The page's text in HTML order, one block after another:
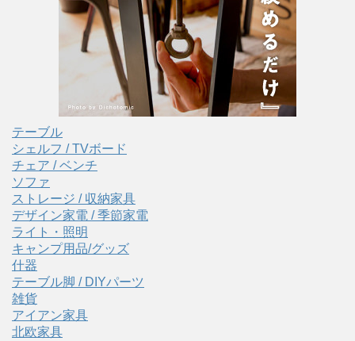
テーブル
シェルフ / TVボード
チェア / ベンチ
ソファ
ストレージ / 収納家具
デザイン家電 / 季節家電
ライト・照明
キャンプ用品/グッズ
什器
テーブル脚 / DIYパーツ
雑貨
アイアン家具
北欧家具